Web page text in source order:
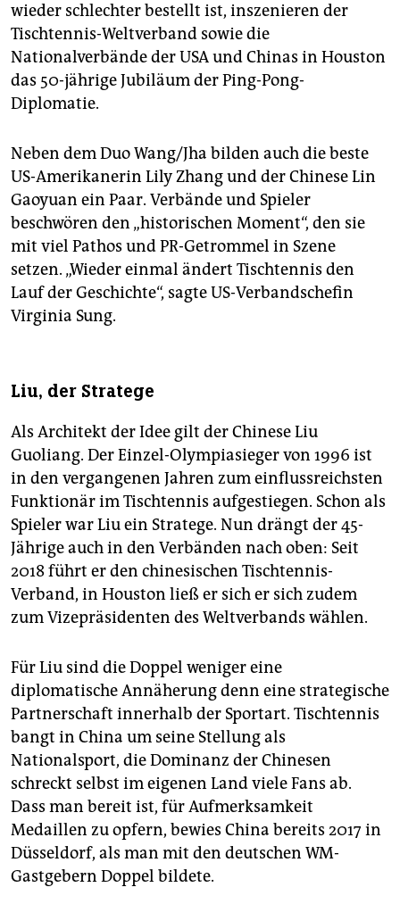
wieder schlechter bestellt ist, inszenieren der
Tischtennis-Weltverband sowie die
Nationalverbände der USA und Chinas in Houston
das 50-jährige Jubiläum der Ping-Pong-
Diplomatie.
Neben dem Duo Wang/Jha bilden auch die beste
US-Amerikanerin Lily Zhang und der Chinese Lin
Gaoyuan ein Paar. Verbände und Spieler
beschwören den „historischen Moment“, den sie
mit viel Pathos und PR-Getrommel in Szene
setzen. „Wieder einmal ändert Tischtennis den
Lauf der Geschichte“, sagte US-Verbandschefin
Virginia Sung.
Liu, der Stratege
Als Architekt der Idee gilt der Chinese Liu
Guoliang. Der Einzel-Olympiasieger von 1996 ist
in den vergangenen Jahren zum einflussreichsten
Funktionär im Tischtennis aufgestiegen. Schon als
Spieler war Liu ein Stratege. Nun drängt der 45-
Jährige auch in den Verbänden nach oben: Seit
2018 führt er den chinesischen Tischtennis-
Verband, in Houston ließ er sich er sich zudem
zum Vizepräsidenten des Weltverbands wählen.
Für Liu sind die Doppel weniger eine
diplomatische Annäherung denn eine strategische
Partnerschaft innerhalb der Sportart. Tischtennis
bangt in China um seine Stellung als
Nationalsport, die Dominanz der Chinesen
schreckt selbst im eigenen Land viele Fans ab.
Dass man bereit ist, für Aufmerksamkeit
Medaillen zu opfern, bewies China bereits 2017 in
Düsseldorf, als man mit den deutschen WM-
Gastgebern Doppel bildete.